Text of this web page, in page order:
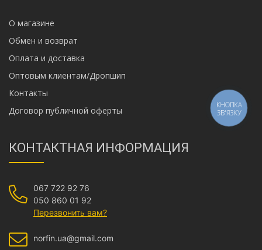
О магазине
Обмен и возврат
Оплата и доставка
Оптовым клиентам/Дропшип
Контакты
Договор публичной оферты
КОНТАКТНАЯ ИНФОРМАЦИЯ
067 722 92 76
050 860 01 92
Перезвонить вам?
norfin.ua@gmail.com
КНОПКА
ЗВ'ЯЗКУ